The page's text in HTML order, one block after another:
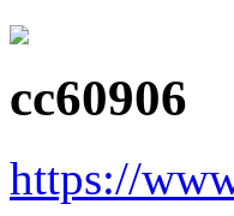
cc60906
https://